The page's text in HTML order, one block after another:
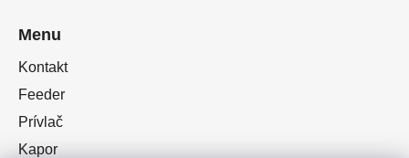
Menu
Kontakt
Feeder
Prívlač
Kapor